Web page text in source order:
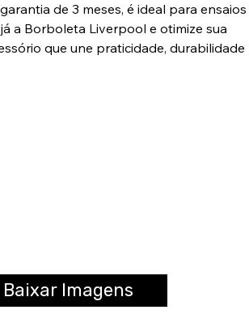
de 3 meses, é ideal para ensaios
a Borboleta Liverpool e otimize sua
que une praticidade, durabilidade
Baixar Imagens